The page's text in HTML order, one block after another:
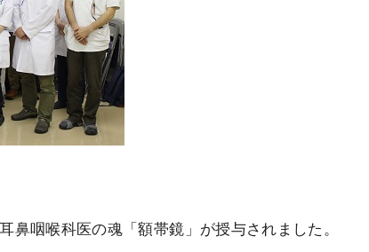
鼻咽喉科医の魂「額帯鏡」が授与されました。